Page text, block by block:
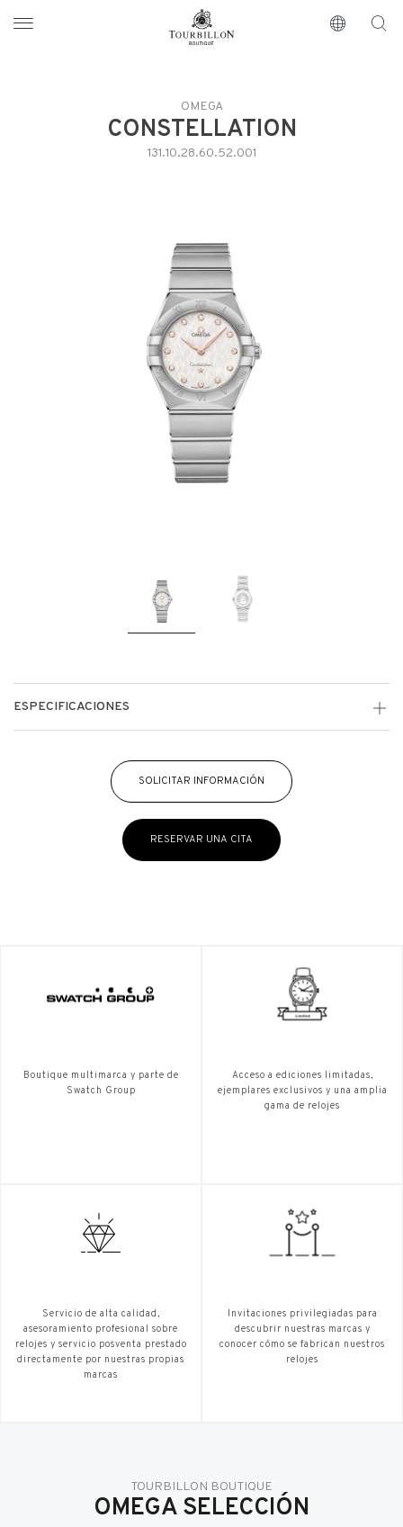
https://www.tourbillon.com/index.php/es
OMEGA
CONSTELLATION
131.10.28.60.52.001
ESPECIFICACIONES
SOLICITAR INFORMACIÓN
RESERVAR UNA CITA
Boutique multimarca y parte de
Swatch Group
Acceso a ediciones limitadas,
ejemplares exclusivos y una amplia
gama de relojes
Servicio de alta calidad,
asesoramiento profesional sobre
relojes y servicio posventa prestado
directamente por nuestras propias
marcas
Invitaciones privilegiadas para
descubrir nuestras marcas y
conocer cómo se fabrican nuestros
relojes
TOURBILLON BOUTIQUE
OMEGA SELECCIÓN